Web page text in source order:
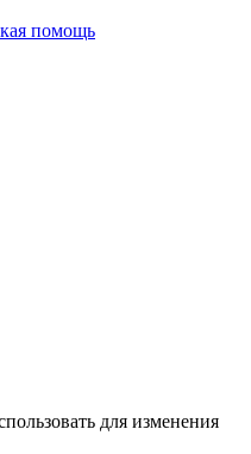
помощь
для изменения